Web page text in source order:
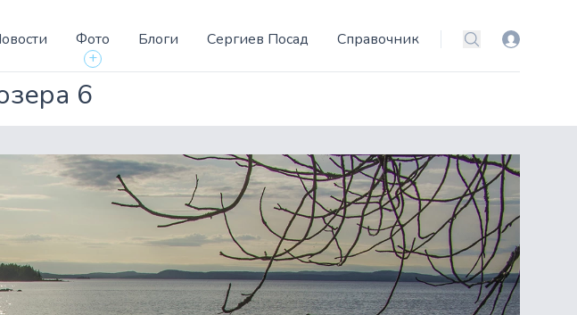
Фото
+
Блоги Сергиев Посад Справочник Поиск Вход
6